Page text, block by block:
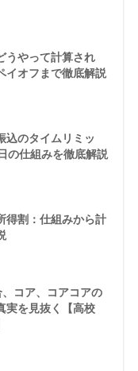
うやって計算され
イオフまで徹底解説
込のタイムリミッ
の仕組みを徹底解説
得割：仕組みから計
コア、コアコアの
実を見抜く【高校